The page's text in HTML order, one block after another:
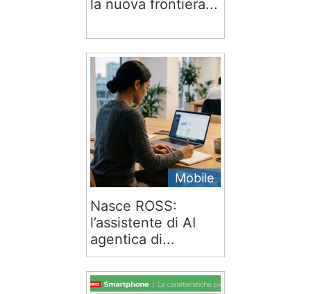
la nuova frontiera...
Mobile
Nasce ROSS:
l’assistente di AI
agentica di...